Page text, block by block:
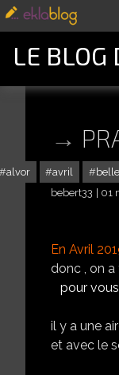
LE BLOG
alvor avril belle
bebert33
01
En Avril
donc , on
pour
il y a une
et avec le